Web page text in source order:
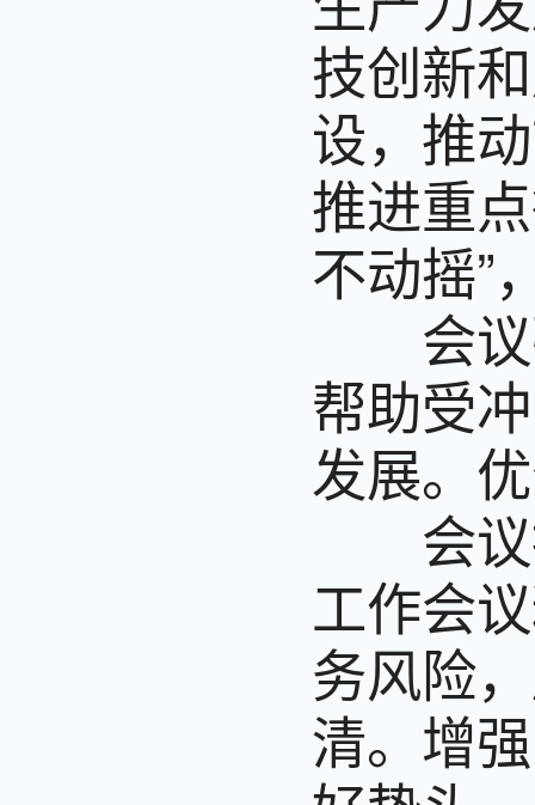
技创新
设，推
推进重
不动摇”
会议
帮助受
发展。
会议
工作会
务风险
清。增